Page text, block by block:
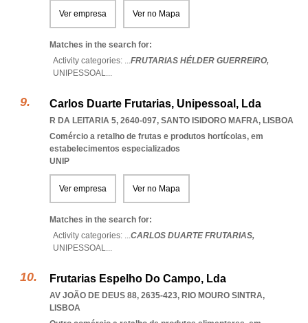
Ver empresa Ver no Mapa
Matches in the search for:
Activity categories: ...FRUTARIAS HÉLDER GUERREIRO,
UNIPESSOAL...
Carlos Duarte Frutarias, Unipessoal, Lda
R DA LEITARIA 5, 2640-097, SANTO ISIDORO MAFRA, LISBOA
Comércio a retalho de frutas e produtos hortícolas, em
estabelecimentos especializados
UNIP
Ver empresa Ver no Mapa
Matches in the search for:
Activity categories: ...CARLOS DUARTE FRUTARIAS,
UNIPESSOAL...
Frutarias Espelho Do Campo, Lda
AV JOÃO DE DEUS 88, 2635-423, RIO MOURO SINTRA,
LISBOA